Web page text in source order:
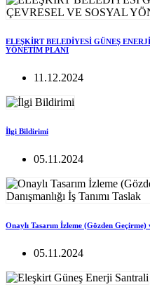
ELEŞKİRT BELEDİYESİ GÜNEŞ
YÖNETİM PLANI
11.12.2024
İlgi Bildirimi
05.11.2024
Onaylı Tasarım İzleme (Gözden Geçirme)
05.11.2024